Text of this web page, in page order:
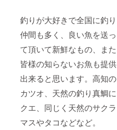
釣りが大好きで全国に釣り
仲間も多く、良い魚を送っ
て頂いて新鮮なもの、また
皆様の知らないお魚も提供
出来ると思います。高知の
カツオ、天然の釣り真鯛に
クエ、同じく天然のサクラ
マスやタコなどなど。